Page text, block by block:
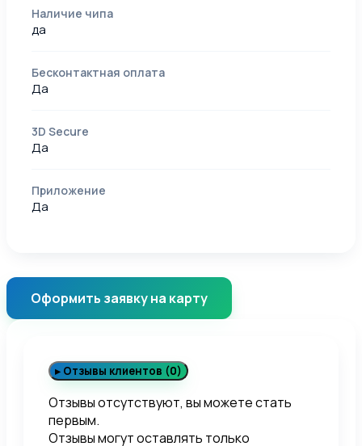
Наличие чипа
да
Бесконтактная оплата
Да
3D Secure
Да
Приложение
Да
Оформить заявку на карту
▸ Отзывы клиентов (0)
Отзывы отсутствуют, вы можете стать
первым.
Отзывы могут оставлять только